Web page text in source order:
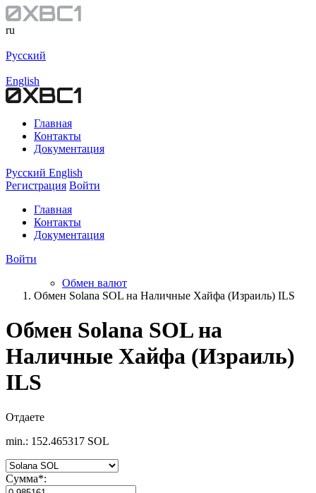
ru
Русский
English
Главная
Контакты
Документация
Русский English
Регистрация Войти
Главная
Контакты
Документация
Войти
Обмен валют
Обмен Solana SOL на Наличные Хайфа (Израиль) ILS
Обмен Solana SOL на
Наличные Хайфа (Израиль)
ILS
Отдаете
min.: 152.465317 SOL
Сумма*: